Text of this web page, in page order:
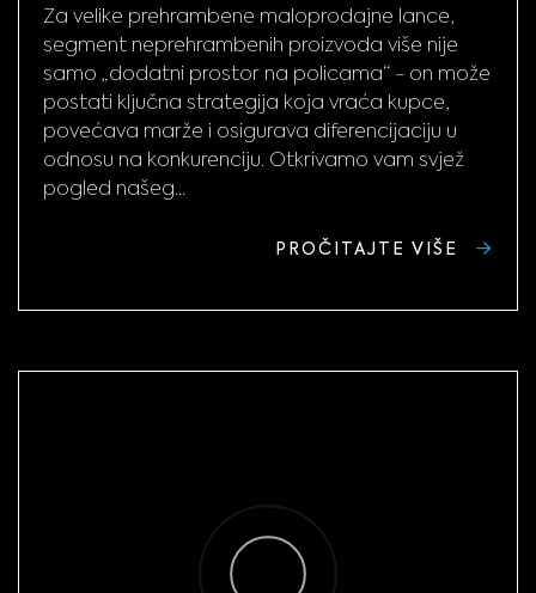
Za velike prehrambene maloprodajne lance,
segment neprehrambenih proizvoda više nije
samo „dodatni prostor na policama“ - on može
postati ključna strategija koja vraća kupce,
povećava marže i osigurava diferencijaciju u
odnosu na konkurenciju. Otkrivamo vam svjež
pogled našeg...
PROČITAJTE VIŠE